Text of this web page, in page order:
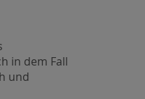
in dem Fall
und